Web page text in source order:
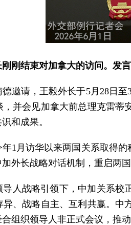
刚结束对加拿大的访问。发
邀请，王毅外长于5月28日
并会见加拿大前总理克雷
和成果。
1月访华以来两国关系取得
外长战略对话机制，重启两
人战略引领下，中加关系
、战略自主、互利共赢。
组织领导人非正式会议，推